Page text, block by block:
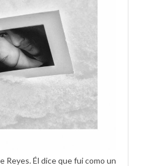
Reyes. Él dice que fui como un